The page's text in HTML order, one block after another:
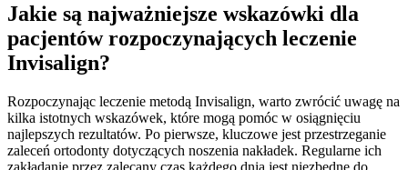
Jakie są najważniejsze wskazówki dla
pacjentów rozpoczynających leczenie
Invisalign?
Rozpoczynając leczenie metodą Invisalign, warto zwrócić uwagę na
kilka istotnych wskazówek, które mogą pomóc w osiągnięciu
najlepszych rezultatów. Po pierwsze, kluczowe jest przestrzeganie
zaleceń ortodonty dotyczących noszenia nakładek. Regularne ich
zakładanie przez zalecany czas każdego dnia jest niezbędne do